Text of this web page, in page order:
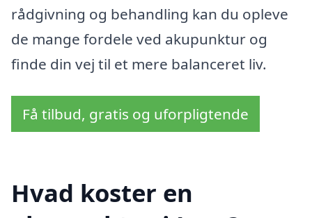
rådgivning og behandling kan du opleve
de mange fordele ved akupunktur og
finde din vej til et mere balanceret liv.
Få tilbud, gratis og uforpligtende
Hvad koster en